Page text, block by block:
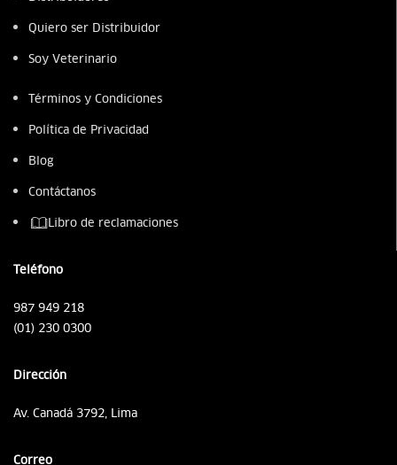
Quiero ser Distribuidor
Soy Veterinario
Términos y Condiciones
Política de Privacidad
Blog
Contáctanos
Libro de reclamaciones
Teléfono
987 949 218
(01) 230 0300
Dirección
Av. Canadá 3792, Lima
Correo